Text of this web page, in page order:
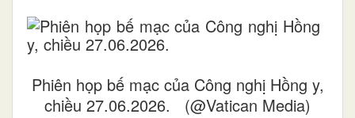
Phiên họp bế mạc của Công nghị Hồng y,
chiều 27.06.2026. (@Vatican Media)